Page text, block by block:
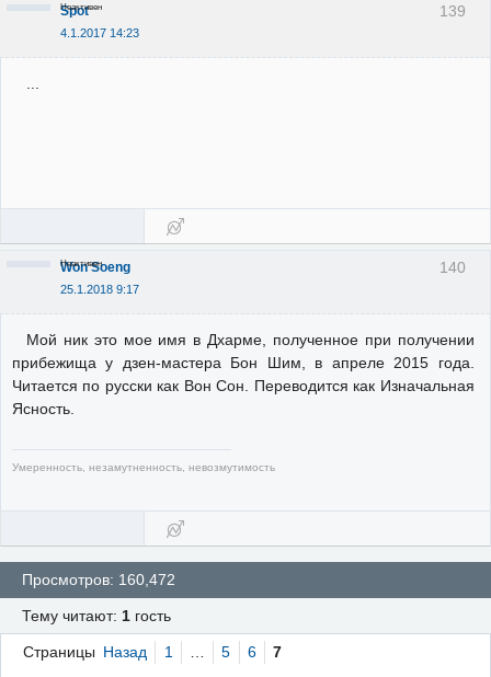
139
Spot
4.1.2017 14:23
Неактивен
140
Won Soeng
25.1.2018 9:17
Неактивен
Мой ник это мое имя в Дхарме, полученное при получении
прибежища у дзен-мастера Бон Шим, в апреле 2015 года.
Читается по русски как Вон Сон. Переводится как Изначальная
Ясность.
Умеренность, незамутненность, невозмутимость
Просмотров: 160,472
Тему читают: 1 гость
Страницы Назад 1 5 6 7